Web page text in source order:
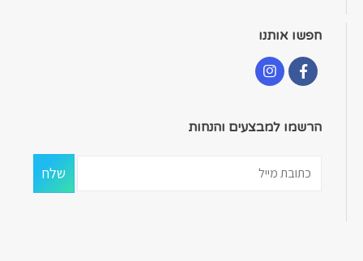
חפשו אותנו
הרשמו למבצעים והנחות